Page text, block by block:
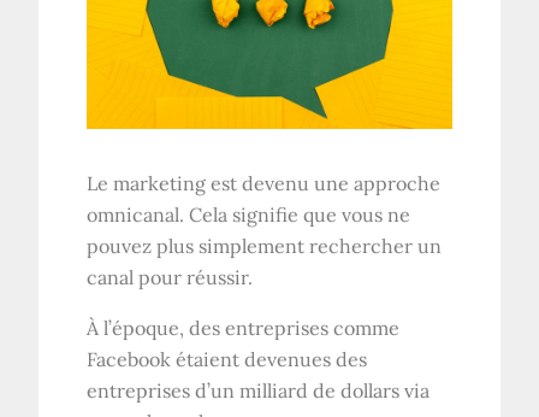
Le marketing est devenu une approche
omnicanal. Cela signifie que vous ne
pouvez plus simplement rechercher un
canal pour réussir.
À l’époque, des entreprises comme
Facebook étaient devenues des
entreprises d’un milliard de dollars via